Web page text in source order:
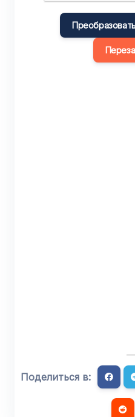
Поделиться в: